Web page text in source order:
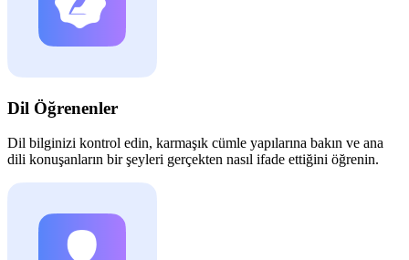
Dil Öğrenenler
Dil bilginizi kontrol edin, karmaşık cümle yapılarına bakın ve ana
dili konuşanların bir şeyleri gerçekten nasıl ifade ettiğini öğrenin.